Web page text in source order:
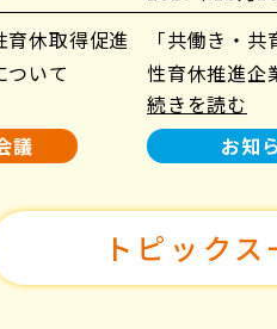
休取得促進
ついて
議
「共働き・
性育休推進企
使用について
続きを読む
お知
トピックス